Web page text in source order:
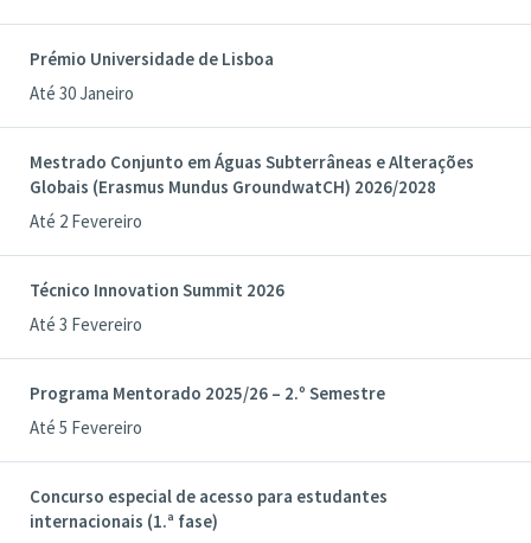
Prémio Universidade de Lisboa
Até 30 Janeiro
Mestrado Conjunto em Águas Subterrâneas e Alterações
Globais (Erasmus Mundus GroundwatCH) 2026/2028
Até 2 Fevereiro
Técnico Innovation Summit 2026
Até 3 Fevereiro
Programa Mentorado 2025/26 – 2.º Semestre
Até 5 Fevereiro
Concurso especial de acesso para estudantes
internacionais (1.ª fase)